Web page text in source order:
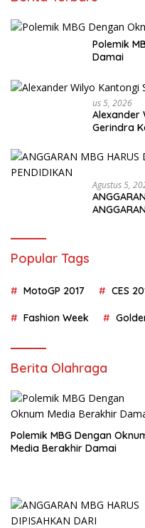
Polemik
Damai
Us 5, 2026
Alexander
Gerindra
Agustus 5,
Popular Tags
MotoGP 2017 CES
Fashion Week
Berita Olahraga
Polemik MBG Dengan
Media Berakhir Damai